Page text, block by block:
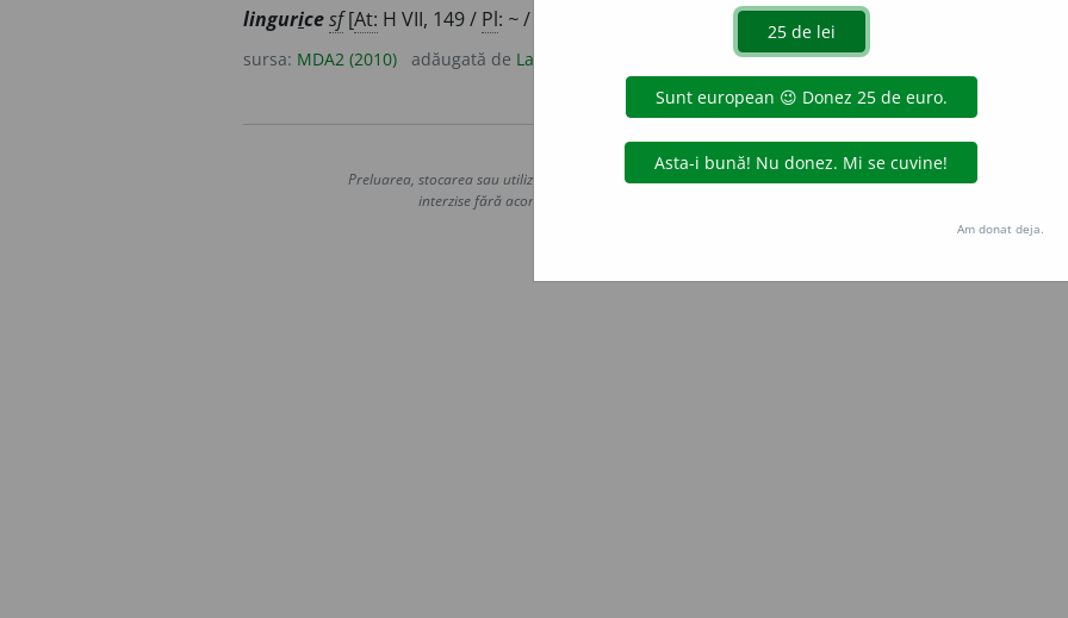
linguricesf[At: H VII, 149 / Pl: ~/ Atm;pop) Lingurea ( )
sursa: MDA2 (2010) adăugată de LauraGellner
Copyright © 2004-2026 dexonline (https://dexonline.ro)
Preluarea, stocarea sau utilizarea datelor de pe acest site, inclusiv prin orice metode de extragere automată
interzise fără acordul nostru prealabil scris, cu excepția seturilor de date oferite oficial spre utilizare
Hosterion
Am donat deja.